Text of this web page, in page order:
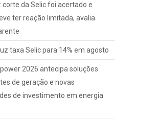
corte da Selic foi acertado e
ter reação limitada, avalia
taxa Selic para 14% em agosto
2026 antecipa soluções
de geração e novas
de investimento em energia